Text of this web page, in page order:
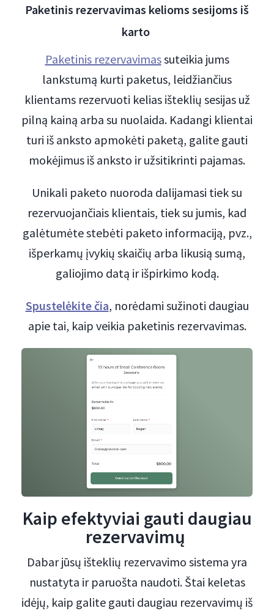
Paketinis rezervavimas kelioms sesijoms iš
karto
Paketinis rezervavimassuteikia jums
lankstumą kurti paketus, leidžiančius
klientams rezervuoti kelias išteklių sesijas už
pilną kainą arba su nuolaida. Kadangi klientai
turi iš anksto apmokėti paketą, galite gauti
mokėjimus iš anksto ir užsitikrinti pajamas.
Unikali paketo nuoroda dalijamasi tiek su
rezervuojančiais klientais, tiek su jumis, kad
galėtumėte stebėti paketo informaciją, pvz.,
išperkamų įvykių skaičių arba likusią sumą,
galiojimo datą ir išpirkimo kodą.
Spustelėkite čia, norėdami sužinoti daugiau
apie tai, kaip veikia paketinis rezervavimas.
Kaip efektyviai gauti daugiau
rezervavimų
Dabar jūsų išteklių rezervavimo sistema yra
nustatyta ir paruošta naudoti. Štai keletas
idėjų, kaip galite gauti daugiau rezervavimų iš